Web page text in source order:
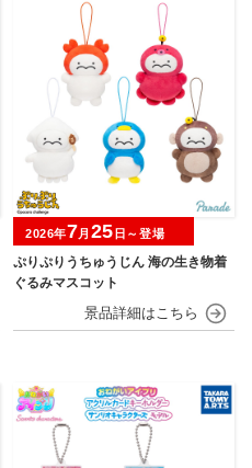
ぷりぷりうちゅうじん 海の生き物着
ぐるみマスコット
2026年7月 25 日～登場